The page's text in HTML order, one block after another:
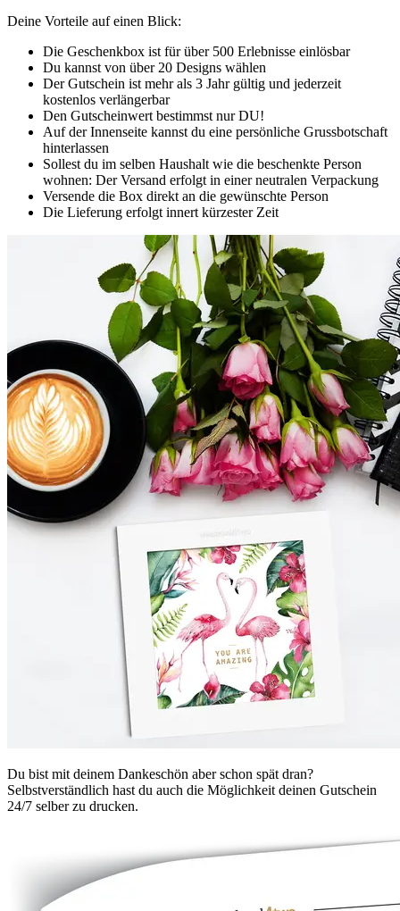
Deine Vorteile auf einen Blick:
Die Geschenkbox ist für über 500 Erlebnisse einlösbar
Du kannst von über 20 Designs wählen
Der Gutschein ist mehr als 3 Jahr gültig und jederzeit
kostenlos verlängerbar
Den Gutscheinwert bestimmst nur DU!
Auf der Innenseite kannst du eine persönliche Grussbotschaft
hinterlassen
Sollest du im selben Haushalt wie die beschenkte Person
wohnen: Der Versand erfolgt in einer neutralen Verpackung
Versende die Box direkt an die gewünschte Person
Die Lieferung erfolgt innert kürzester Zeit
Du bist mit deinem Dankeschön aber schon spät dran?
Selbstverständlich hast du auch die Möglichkeit deinen Gutschein
24/7 selber zu drucken.